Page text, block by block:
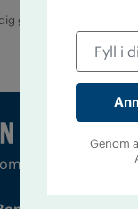
godkänner du
droger och
Genom